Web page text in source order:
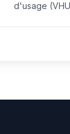
d'usage